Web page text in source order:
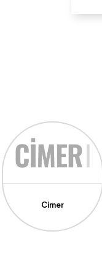
Cimer